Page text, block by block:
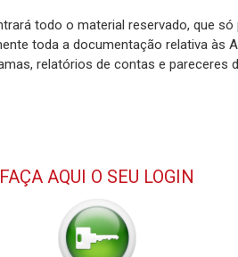
todo o material reservado, que
toda a documentação relativa às
relatórios de contas e pareceres
FAÇA AQUI O SEU LOGIN